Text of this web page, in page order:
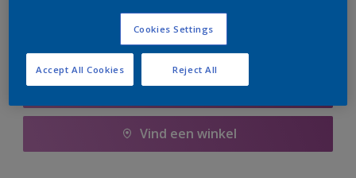
Boodschappenlijst
Vind een winkel
Cookies Settings
Reject All
Accept All Cookies